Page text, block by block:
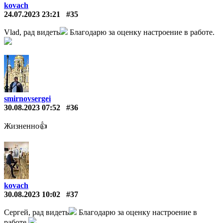
kovach
24.07.2023 23:21
#35
Vlad, рад видеть Благодарю за оценку настроение в работе.
smirnovsergei
30.08.2023 07:52
#36
Жизненно👍
kovach
30.08.2023 10:02
#37
Сергей, рад видеть
Благодарю за оценку настроение в